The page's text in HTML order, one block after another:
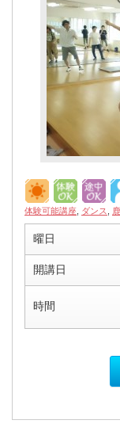
体験可能講座 ダンス
曜日
開講日
時間